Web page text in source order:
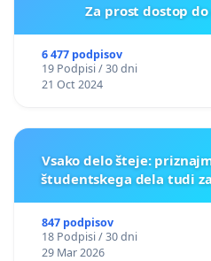
Za prost dostop
6 477 podpisov
19 Podpisi / 30 dni
21 Oct 2024
Vsako delo šteje:
študentskega dela tudi
847 podpisov
18 Podpisi / 30 dni
29 Mar 2026